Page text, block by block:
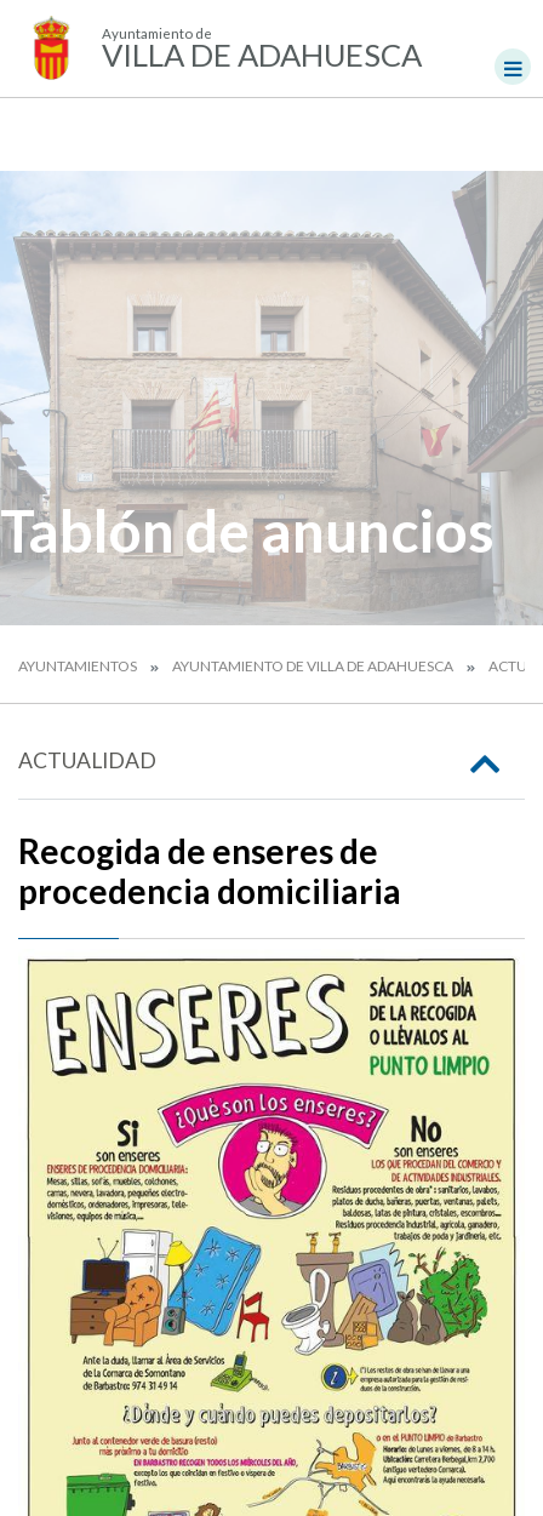
Ayuntamiento de
VILLA DE ADAHUESCA
Tablón de anuncios
AYUNTAMIENTOS AYUNTAMIENTO DE VILLA DE ADAHUESCA
ACTUALIDAD
Recogida de enseres de
procedencia domiciliaria